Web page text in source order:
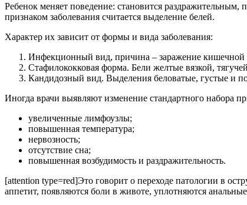
Ребенок меняет поведение: становится
признаком заболевания считается выделение белей.
Характер их зависит от формы и вида заболевания:
Инфекционный вид, причина – заражение кишечной
Стафилококковая форма. Бели желтые вязкой,
Кандидозный вид. Выделения беловатые, густые и
Иногда врачи выявляют изменение стандартного набора
увеличенные лимфоузлы;
повышенная температура;
нервозность;
отсутствие сна;
повышенная возбудимость и раздражительность.
[attention type=red]Это говорит о переходе патологии в
аппетит, появляются боли в животе, уплотняются